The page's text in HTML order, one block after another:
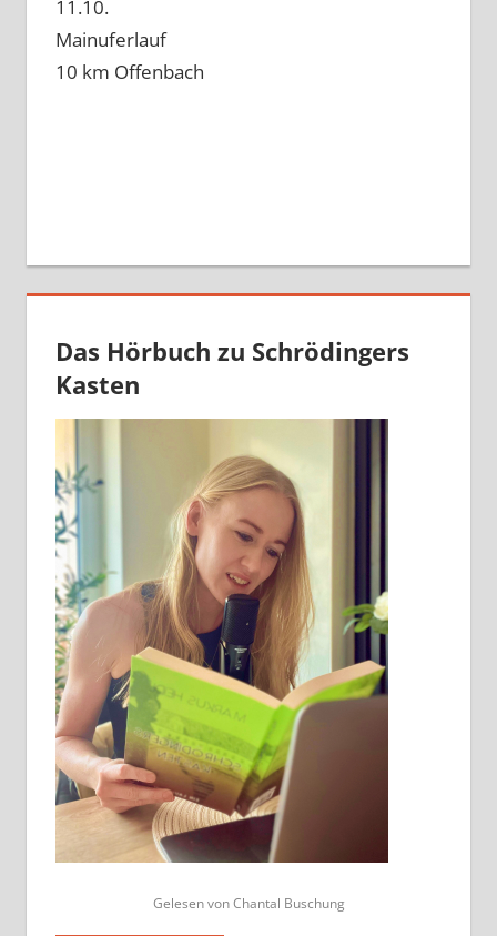
11.10.
Mainuferlauf
10 km Offenbach
Das Hörbuch zu Schrödingers
Kasten
Gelesen von Chantal Buschung